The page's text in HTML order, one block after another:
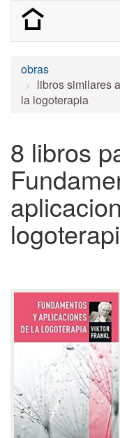
obras
libros similares
la logoterapia
8 libros